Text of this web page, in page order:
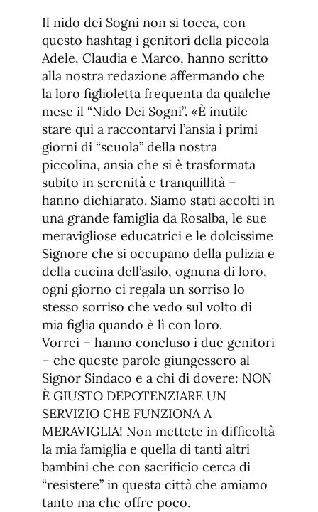
de
fuente
de
fuente.
Il nido dei Sogni non si tocca, con
questo hashtag i genitori della piccola
Adele, Claudia e Marco, hanno scritto
alla nostra redazione affermando che
la loro figlioletta frequenta da qualche
mese il “Nido Dei Sogni”. «È inutile
stare qui a raccontarvi l’ansia i primi
giorni di “scuola” della nostra
piccolina, ansia che si è trasformata
subito in serenità e tranquillità –
hanno dichiarato. Siamo stati accolti in
una grande famiglia da Rosalba, le sue
meravigliose educatrici e le dolcissime
Signore che si occupano della pulizia e
della cucina dell’asilo, ognuna di loro,
ogni giorno ci regala un sorriso lo
stesso sorriso che vedo sul volto di
mia figlia quando è lì con loro.
Vorrei – hanno concluso i due genitori
– che queste parole giungessero al
Signor Sindaco e a chi di dovere: NON
È GIUSTO DEPOTENZIARE UN
SERVIZIO CHE FUNZIONA A
MERAVIGLIA! Non mettete in difficoltà
la mia famiglia e quella di tanti altri
bambini che con sacrificio cerca di
“resistere” in questa città che amiamo
tanto ma che offre poco.